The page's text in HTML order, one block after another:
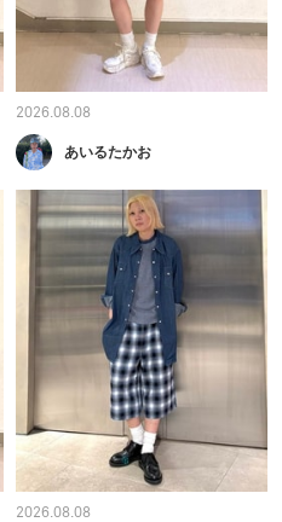
2026.08.08
あいるたかお
2026.08.08